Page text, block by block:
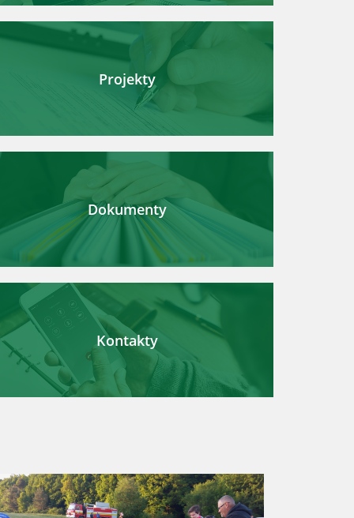
Projekty
Dokumenty
Kontakty